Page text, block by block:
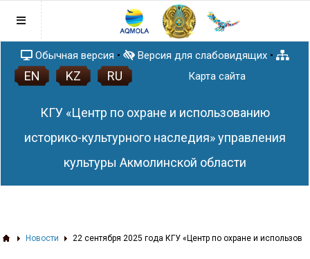
Главная
Правовая база
Раскрытие понятия и содержания
Закона Республики Казахстан от 18
ноября 2015 года № 410-V ЗРК «О
План работы
Новости
ЗD тур по сакральным объектам
Обычная версия • Версия для слабовидящих•
Карта сайта
EN KZ RU
КГУ «Центр по охране и использованию
историко-культурного наследия» управления
культуры Акмолинской области
Новости 22 сентября 2025 года КГУ «Центр по охране и